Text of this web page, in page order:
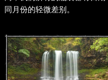
同月份的轻微差别。